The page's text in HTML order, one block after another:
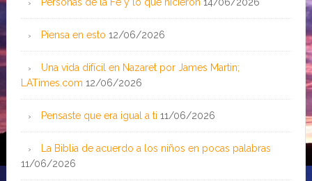
Piensa en esto 12/06/2026
Una vida difícil en Nazaret por James Martin;
LATimes.com 12/06/2026
Pensaste que era igual a ti 11/06/2026
La Biblia de acuerdo a los niños en pocas palabras
11/06/2026